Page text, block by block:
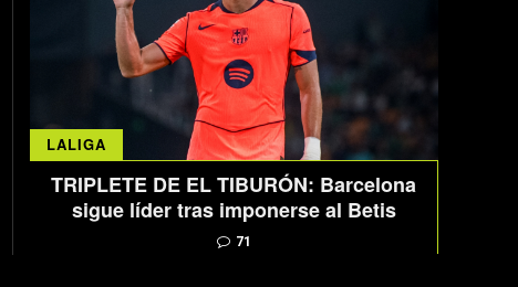
LALIGA
TRIPLETE DE EL TIBURÓN: Barcelona
sigue líder tras imponerse al Betis
71